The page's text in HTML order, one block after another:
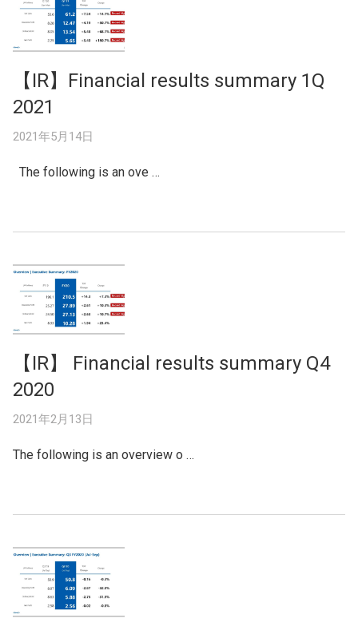
【IR】Financial results summary 1Q
2021
2021年5月14日
The following is an ove …
【IR】 Financial results summary Q4
2020
2021年2月13日
The following is an overview o …